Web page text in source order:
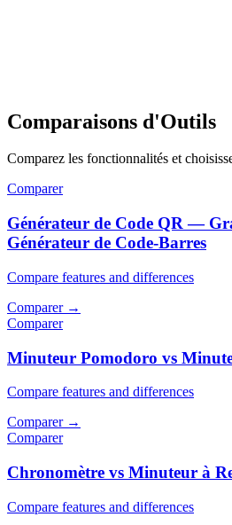
Comparaisons d'Outils
Comparez les fonctionnalités et
Comparer
Générateur de Code QR —
Générateur de Code-Barres
Compare features and differences
Comparer→
Comparer
Minuteur Pomodoro vs
Compare features and differences
Comparer→
Comparer
Chronomètre vs Minuteur à
Compare features and differences